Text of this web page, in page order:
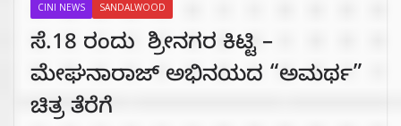
CINI NEWS SANDALWOOD
ಸೆ.18 ರಂದು ಶ್ರೀನಗರ ಕಿಟ್ಟಿ –
ಮೇಘನಾರಾಜ್ ಅಭಿನಯದ “ಅಮರ್ಥ”
ಚಿತ್ರ ತೆರೆಗೆ